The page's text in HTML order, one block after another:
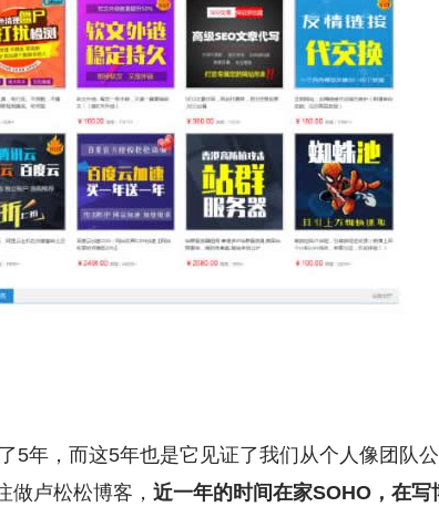
5年，而这5年也是它见证了我们从个人像团队
做卢松松博客， 近一年的时间在家SOHO，在